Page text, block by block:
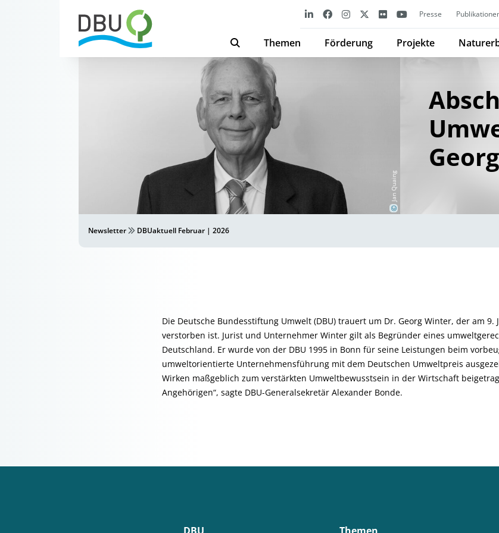
Presse
Themen Förderung Projekte
©
Jan Quaing
Newsletter DBUaktuell Februar | 2026
Die Deutsche Bundesstiftung Umwelt (DBU) trauert um Dr. Georg Winter, der am 9.
verstorben ist. Jurist und Unternehmer Winter gilt als Begründer eines
Deutschland. Er wurde von der DBU 1995 in Bonn für seine Leistungen beim
umweltorientierte Unternehmensführung mit dem Deutschen Umweltpreis
Wirken maßgeblich zum verstärkten Umweltbewusstsein in der Wirtschaft
Angehörigen“, sagte DBU-Generalsekretär Alexander Bonde.